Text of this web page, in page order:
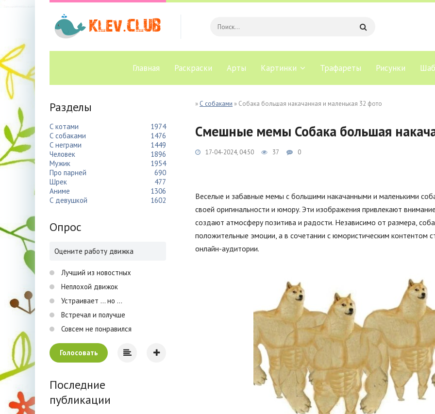
Главная Раскраски Арты Картинки Трафареты Рисунки
» С собаками » Собака большая накачанная и маленькая 32 фото
Смешные мемы Собака большая
17-04-2024, 04:50 37 0
Веселые и забавные мемы с большими накачанными и маленькими
своей оригинальности и юмору. Эти изображения привлекают
создают атмосферу позитива и радости. Независимо от размера,
положительные эмоции, а в сочетании с юмористическим контентом
онлайн-аудитории.
Разделы
С котами
1974
С собаками
1476
С неграми
1449
Человек
1896
Мужик
1954
Про парней
690
Шрек
477
Аниме
1306
С девушкой
1602
Опрос
Оцените работу движка
Лучший из новостных
Неплохой движок
Устраивает ... но ...
Встречал и получше
Совсем не понравился
Голосовать
Последние
публикации